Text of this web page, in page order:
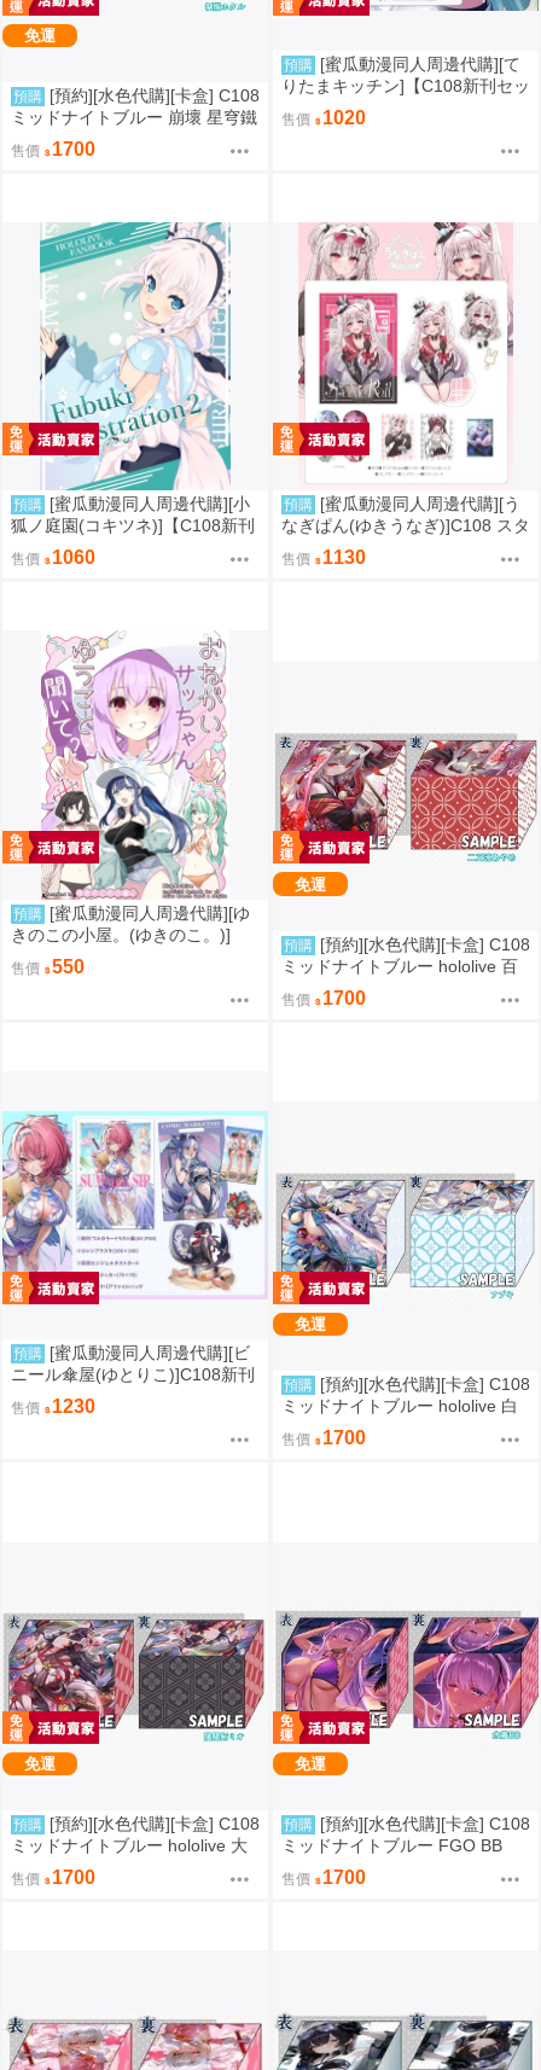
免運
預購 [預約][水色代購][卡盒] C108
ミッドナイトブルー 崩壞 星穹鐵
道 流螢
售價 1700
預購 [蜜瓜動漫同人周邊代購][て
りたまキッチン]【C108新刊セッ
ト】NEW ERIDUSCAPEセット
(絕區零)(同人誌)
售價 1020
預購 [蜜瓜動漫同人周邊代購][小
狐ノ庭園(コキツネ)]【C108新刊
セット】Fubuki Illustration 2
【特典付】(Hololive)(同人誌)
售價 1060
預購 [蜜瓜動漫同人周邊代購][う
なぎぱん(ゆきうなぎ)]C108 スタ
レ新刊セット うなぎぱん(崩壞：
星穹鐵道)(同人誌)
售價 1130
預購 [蜜瓜動漫同人周邊代購][ゆ
きのこの小屋。(ゆきのこ。)]
【新刊セット】おねがいサッち
ゃん、ゆうこと聞いて(蔚藍檔案)
售價 550
免運
預購 [預約][水色代購][卡盒] C108
ミッドナイトブルー hololive 百
鬼あやめ
售價 1700
預購 [蜜瓜動漫同人周邊代購][ビ
ニール傘屋(ゆとりこ)]C108新刊
セット【ビニール傘屋】(絕區零)
(同人誌)
售價 1230
免運
預購 [預約][水色代購][卡盒] C108
ミッドナイトブルー hololive 白
上フブキ
售價 1700
免運
預購 [預約][水色代購][卡盒] C108
ミッドナイトブルー hololive 大
神ミオ
售價 1700
免運
預購 [預約][水色代購][卡盒] C108
ミッドナイトブルー FGO BB
售價 1700